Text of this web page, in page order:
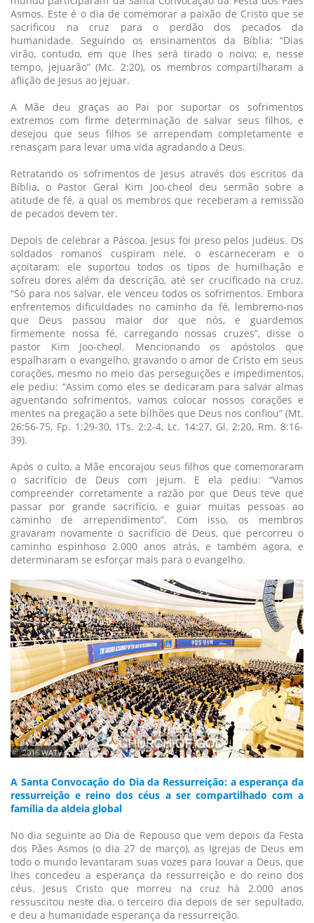
Asmos. Este é o dia de comemorar a paixão de Cristo que se
sacrificou na cruz para o perdão dos pecados da
humanidade. Seguindo os ensinamentos da Bíblia: “Dias
virão, contudo, em que lhes será tirado o noivo; e, nesse
tempo, jejuarão” (Mc. 2:20), os membros compartilharam a
aflição de Jesus ao jejuar.
A Mãe deu graças ao Pai por suportar os sofrimentos
extremos com firme determinação de salvar seus filhos, e
desejou que seus filhos se arrependam completamente e
renasçam para levar uma vida agradando a Deus.
Retratando os sofrimentos de Jesus através dos escritos da
Bíblia, o Pastor Geral Kim Joo-cheol deu sermão sobre a
atitude de fé, a qual os membros que receberam a remissão
de pecados devem ter.
Depois de celebrar a Páscoa, Jesus foi preso pelos judeus. Os
soldados romanos cuspiram nele, o escarneceram e o
açoitaram; ele suportou todos os tipos de humilhação e
sofreu dores além da descrição, até ser crucificado na cruz.
“Só para nos salvar, ele venceu todos os sofrimentos. Embora
enfrentemos dificuldades no caminho da fé, lembremo-nos
que Deus passou maior dor que nós, e guardemos
firmemente nossa fé, carregando nossas cruzes”, disse o
pastor Kim Joo-cheol. Mencionando os apóstolos que
espalharam o evangelho, gravando o amor de Cristo em seus
corações, mesmo no meio das perseguições e impedimentos,
ele pediu: “Assim como eles se dedicaram para salvar almas
aguentando sofrimentos, vamos colocar nossos corações e
mentes na pregação a sete bilhões que Deus nos confiou” (Mt.
26:56-75, Fp. 1:29-30, 1Ts. 2:2-4, Lc. 14:27, Gl. 2:20, Rm. 8:16-
39).
Após o culto, a Mãe encorajou seus filhos que comemoraram
o sacrifício de Deus com jejum. E ela pediu: “Vamos
compreender corretamente a razão por que Deus teve que
passar por grande sacrifício, e guiar muitas pessoas ao
caminho de arrependimento”. Com isso, os membros
gravaram novamente o sacrifício de Deus, que percorreu o
caminho espinhoso 2.000 anos atrás, e também agora, e
determinaram se esforçar mais para o evangelho.
ⓒ 2016 WATV
A Santa Convocação do Dia da Ressurreição: a esperança da
ressurreição e reino dos céus a ser compartilhado com a
família da aldeia global
No dia seguinte ao Dia de Repouso que vem depois da Festa
dos Pães Asmos (o dia 27 de março), as Igrejas de Deus em
todo o mundo levantaram suas vozes para louvar a Deus, que
lhes concedeu a esperança da ressurreição e do reino dos
céus. Jesus Cristo que morreu na cruz há 2.000 anos
ressuscitou neste dia, o terceiro dia depois de ser sepultado,
e deu a humanidade esperança da ressurreição.